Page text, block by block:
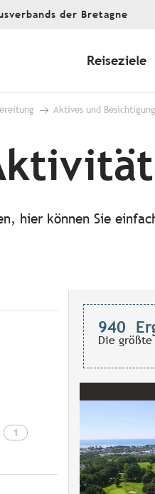
der Bretagne
Reiseziele
Aktives und
hier können Sie
1
940
Die